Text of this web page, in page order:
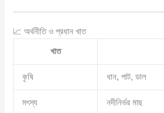
📈 অর্থনীতি ও প্রধান খাত
খাত
কৃষি ধান, পাট, ডাল
মৎস্য নদীনির্ভর মাছ